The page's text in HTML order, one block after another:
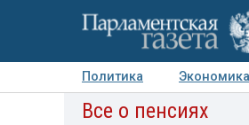
Политика Экономика
Авторы Персоны
Все о пенсиях